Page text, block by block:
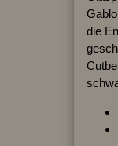
die